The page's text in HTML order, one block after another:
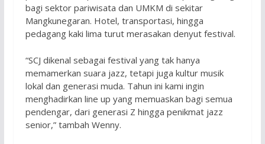
bagi sektor pariwisata dan UMKM di sekitar
Mangkunegaran. Hotel, transportasi, hingga
pedagang kaki lima turut merasakan denyut festival.
“SCJ dikenal sebagai festival yang tak hanya
memamerkan suara jazz, tetapi juga kultur musik
lokal dan generasi muda. Tahun ini kami ingin
menghadirkan line up yang memuaskan bagi semua
pendengar, dari generasi Z hingga penikmat jazz
senior,” tambah Wenny.